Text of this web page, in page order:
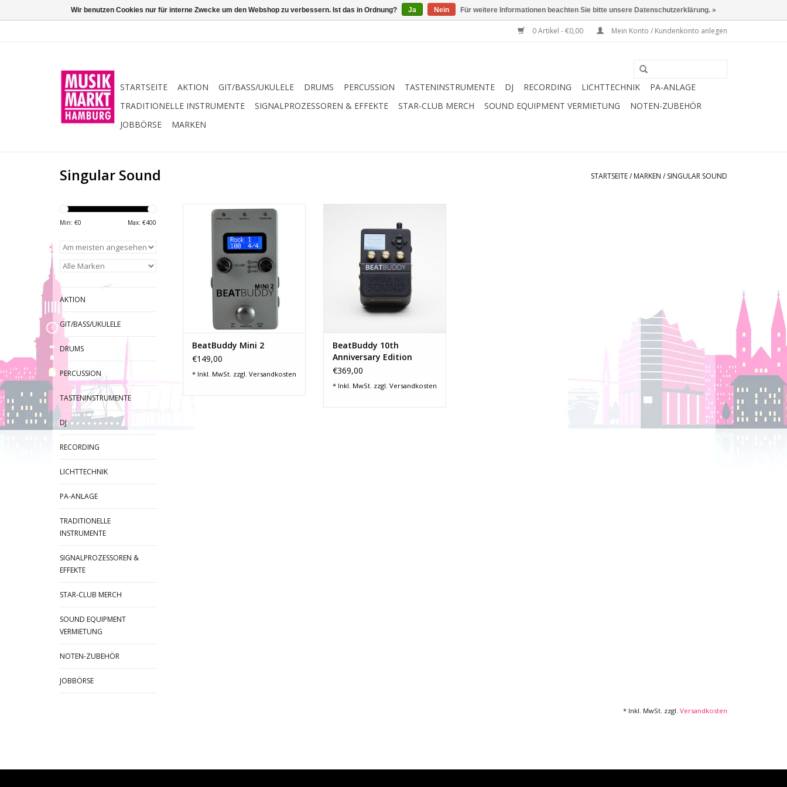
0 Artikel - €0,00 Mein Konto / Kundenkonto anlegen
STARTSEITE AKTION GIT/BASS/UKULELE DRUMS PERCUSSION TASTENINSTRUMENTE DJ RECORDING LICHTTECHNIK
PA-ANLAGE
TRADITIONELLE INSTRUMENTE
SIGNALPROZESSOREN & EFFEKTE STAR-CLUB MERCH SOUND EQUIPMENT VERMIETUNG
NOTEN-ZUBEHÖR
JOBBÖRSE
MARKEN
Singular Sound STARTSEITE/ MARKEN / SINGULAR SOUND
Min: €0 Max: €400
AKTION
GIT/BASS/UKULELE
DRUMS
PERCUSSION
TASTENINSTRUMENTE
DJ
RECORDING
LICHTTECHNIK
PA-ANLAGE
TRADITIONELLE
INSTRUMENTE
SIGNALPROZESSOREN &
EFFEKTE
STAR-CLUB MERCH
SOUND EQUIPMENT
VERMIETUNG
NOTEN-ZUBEHÖR
JOBBÖRSE
BeatBuddy Mini 2 ist der
erschwinglichere kleine Bruder
des BeatBuddy. Wie auch schon
sein Vorgänger, der BeatBuddy
Mini, ist das kleine Powerhouse
im Format eines
Gitarreneffektgerätes, der
perfekte musikalische Begleiter
für jeden Instrumentalisten. Mit
ZUM WARENKORB HINZUFÜGEN
BeatBuddy Mini 2
€149,00
* Inkl. MwSt. zzgl. Versandkosten
die erste „Hands free“
Drummachine der Welt. In einem
kompakten „Effekt-Style“ Pedal
Gehäuse bietet er über nur einen
Fußtaster eine genial einfache,
freihändige Kontrolle über Beats,
Fills, Überleitungen, Outros oder
Tap
BeatBuddy 10th
Anniversary Edition
€369,00
* Inkl. MwSt. zzgl. Versandkosten
* Inkl. MwSt. zzgl. Versandkosten
Wir benutzen Cookies nur für interne Zwecke um den Webshop zu verbessern. Ist das in Ordnung? Ja Nein Für weitere Informationen beachten Sie bitte unsere Datenschutzerklärung. »